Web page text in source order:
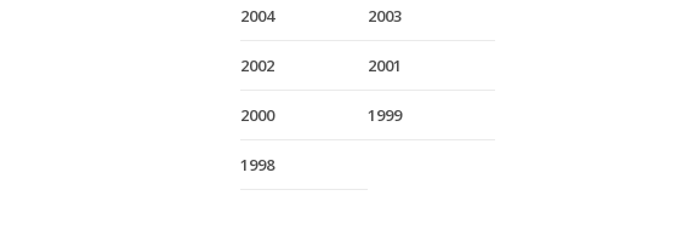
2004 2003
2002 2001
2000 1999
1998